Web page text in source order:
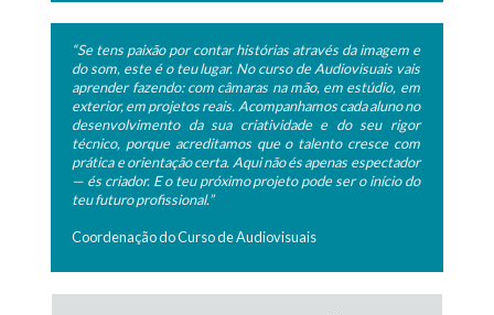
“Se tens paixão por contar histórias através da imagem e
do som, este é o teu lugar. No curso de Audiovisuais vais
aprender fazendo: com câmaras na mão, em estúdio, em
exterior, em projetos reais. Acompanhamos cada aluno no
desenvolvimento da sua criatividade e do seu rigor
técnico, porque acreditamos que o talento cresce com
prática e orientação certa. Aqui não és apenas espectador
— és criador. E o teu próximo projeto pode ser o início do
teu futuro profissional.”
Coordenação do Curso de Audiovisuais